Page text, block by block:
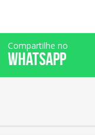
Compartilhe no
WHATSAPP